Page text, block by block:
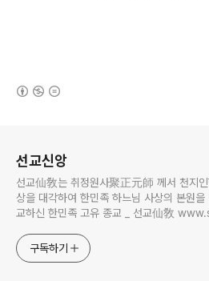
선교신앙
선교仙敎는 취정원사聚正元師 께서 천지인합일 정회正回사
상을 대각하여 한민족 하느님 사상의 본원을 찾아
교하신 한민족 고유 종교 _ 선교仙敎
구독하기